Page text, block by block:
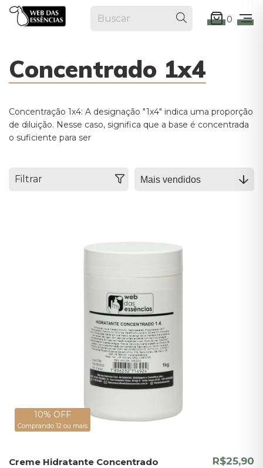
0
Concentrado 1x4
Concentração 1x4: A designação "1x4" indica uma proporção
de diluição. Nesse caso, significa que a base é concentrada
o suficiente para ser
Filtrar
10% OFF
Comprando 12 ou mais
Creme Hidratante Concentrado
R$25,90